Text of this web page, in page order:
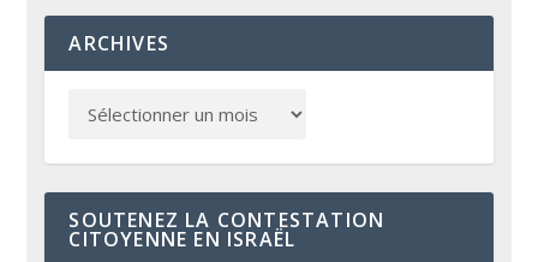
ARCHIVES
SOUTENEZ LA CONTESTATION
CITOYENNE EN ISRAËL